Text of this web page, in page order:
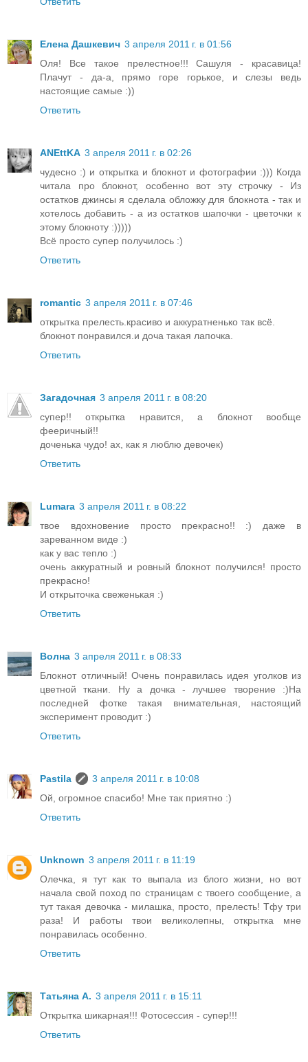
Елена Дашкевич 3 апреля 2011 г. в 01:56
Оля! Все такое прелестное!!! Сашуля - красавица!
Плачут - да-а, прямо горе горькое, и слезы ведь
настоящие самые :))
Ответить
ANEttKA 3 апреля 2011 г. в 02:26
чудесно :) и открытка и блокнот и фотографии :))) Когда
читала про блокнот, особенно вот эту строчку - Из
остатков джинсы я сделала обложку для блокнота - так и
хотелось добавить - а из остатков шапочки - цветочки к
этому блокноту :)))))
Всё просто супер получилось :)
Ответить
romantic 3 апреля 2011 г. в 07:46
открытка прелесть.красиво и аккуратненько так всё.
блокнот понравился.и доча такая лапочка.
Ответить
Загадочная 3 апреля 2011 г. в 08:20
супер!! открытка нравится, а блокнот вообще
фееричный!!
доченька чудо! ах, как я люблю девочек)
Ответить
Lumara 3 апреля 2011 г. в 08:22
твое вдохновение просто прекрасно!! :) даже в
зареванном виде :)
как у вас тепло :)
очень аккуратный и ровный блокнот получился! просто
прекрасно!
И открыточка свеженькая :)
Ответить
Волна 3 апреля 2011 г. в 08:33
Блокнот отличный! Очень понравилась идея уголков из
цветной ткани. Ну а дочка - лучшее творение :)На
последней фотке такая внимательная, настоящий
эксперимент проводит :)
Ответить
Pastila
3 апреля 2011 г. в 10:08
Ой, огромное спасибо! Мне так приятно :)
Ответить
Unknown 3 апреля 2011 г. в 11:19
Олечка, я тут как то выпала из блого жизни, но вот
начала свой поход по страницам с твоего сообщение, а
тут такая девочка - милашка, просто, прелесть! Тфу три
раза! И работы твои великолепны, открытка мне
понравилась особенно.
Ответить
Татьяна А. 3 апреля 2011 г. в 15:11
Открытка шикарная!!! Фотосессия - супер!!!
Ответить